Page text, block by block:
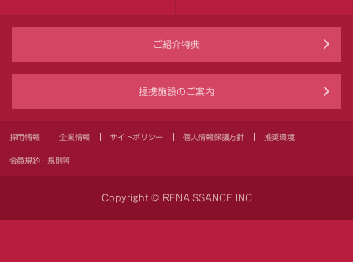
ご紹介特典
提携施設のご案内
採用情報 企業情報 サイトポリシー 個人情報保護方針 推奨環境
会員規約・規則等
Copyright © RENAISSANCE INC